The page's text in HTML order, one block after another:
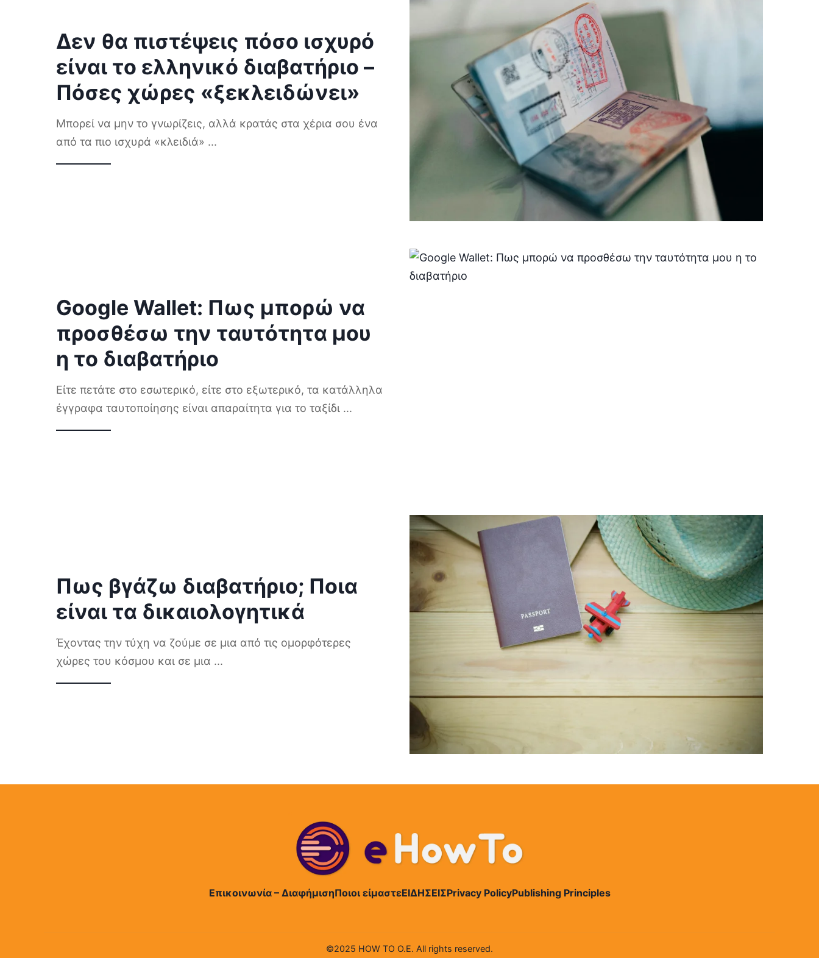
Δεν θα πιστέψεις πόσο ισχυρό
είναι το ελληνικό διαβατήριο –
Πόσες χώρες «ξεκλειδώνει»
Μπορεί να μην το γνωρίζεις, αλλά κρατάς στα χέρια σου ένα
από τα πιο ισχυρά «κλειδιά» ...
Google Wallet: Πως μπορώ να
προσθέσω την ταυτότητα μου
η το διαβατήριο
Είτε πετάτε στο εσωτερικό, είτε στο εξωτερικό, τα κατάλληλα
έγγραφα ταυτοποίησης είναι απαραίτητα για το ταξίδι ...
Πως βγάζω διαβατήριο; Ποια
είναι τα δικαιολογητικά
Έχοντας την τύχη να ζούμε σε μια από τις ομορφότερες
χώρες του κόσμου και σε μια ...
Επικοινωνία – ΔιαφήμισηΠοιοι είμαστεΕΙΔΗΣΕΙΣPrivacy PolicyPublishing Principles
©2025 HOW TO Ο.Ε. All rights reserved.